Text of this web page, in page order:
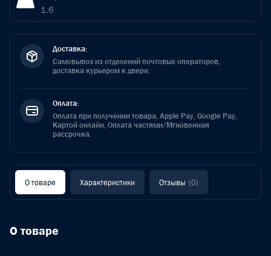
1.6
Доставка:
Самовывоз из отделений почтовых операторов,
доставка курьером к двери.
Оплата:
Оплата при получении товара, Apple Pay, Google Pay,
Картой онлайн, Оплата частями/Мгновенная
рассрочка.
О товаре Характеристики Отзывы (0)
О товаре